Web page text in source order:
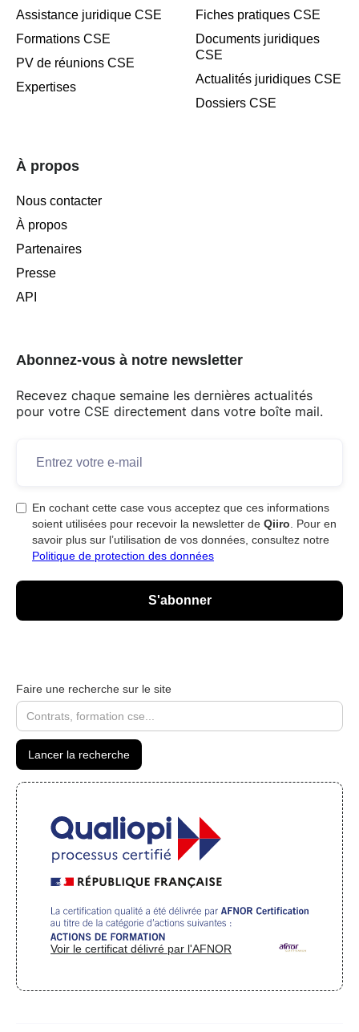
Assistance juridique CSE
Formations CSE
PV de réunions CSE
Expertises
Fiches pratiques CSE
Documents juridiques
CSE
Actualités juridiques CSE
Dossiers CSE
À propos
Nous contacter
À propos
Partenaires
Presse
API
Abonnez-vous à notre newsletter
Recevez chaque semaine les dernières actualités
pour votre CSE directement dans votre boîte mail.
En cochant cette case vous acceptez que ces informations
soient utilisées pour recevoir la newsletter de Qiiro. Pour en
savoir plus sur l’utilisation de vos données, consultez notre
Politique de protection des données
Faire une recherche sur le site
Voir le certificat délivré par l'AFNOR